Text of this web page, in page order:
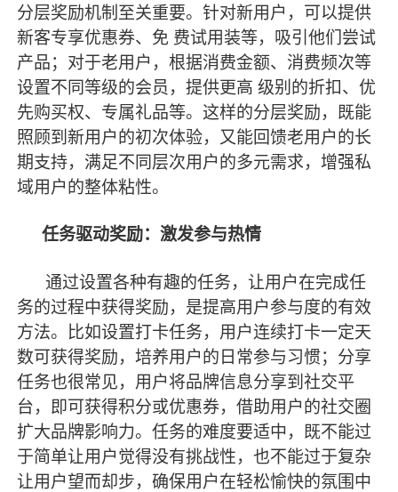
分层奖励机制至关重要。针对新用户，可以提供
新客专享优惠券、免 费试用装等，吸引他们尝试
产品；对于老用户，根据消费金额、消费频次等
设置不同等级的会员，提供更高 级别的折扣、优
先购买权、专属礼品等。这样的分层奖励，既能
照顾到新用户的初次体验，又能回馈老用户的长
期支持，满足不同层次用户的多元需求，增强私
域用户的整体粘性。
任务驱动奖励：激发参与热情
通过设置各种有趣的任务，让用户在完成任
务的过程中获得奖励，是提高用户参与度的有效
方法。比如设置打卡任务，用户连续打卡一定天
数可获得奖励，培养用户的日常参与习惯；分享
任务也很常见，用户将品牌信息分享到社交平
台，即可获得积分或优惠券，借助用户的社交圈
扩大品牌影响力。任务的难度要适中，既不能过
于简单让用户觉得没有挑战性，也不能过于复杂
让用户望而却步，确保用户在轻松愉快的氛围中